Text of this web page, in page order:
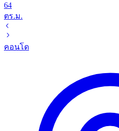
64
ตร.ม.
คอนโด